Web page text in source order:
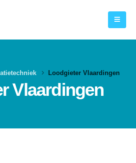
Loodgieter Vlaardingen
Vlaardingen